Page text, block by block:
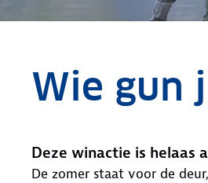
Wie gun
Deze winactie is helaas
De zomer staat voor de